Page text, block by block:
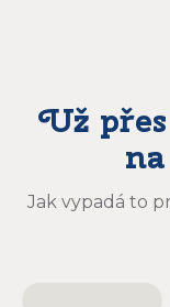
Už
Jak vypadá to